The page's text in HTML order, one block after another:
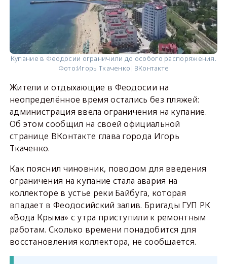
Купание в Феодосии ограничили до особого распоряжения.
Фото:Игорь Ткаченко|ВКонтакте
Жители и отдыхающие в Феодосии на
неопределённое время остались без пляжей:
администрация ввела ограничения на купание.
Об этом сообщил на своей официальной
странице ВКонтакте глава города Игорь
Ткаченко.
Как пояснил чиновник, поводом для введения
ограничения на купание стала авария на
коллекторе в устье реки Байбуга, которая
впадает в Феодосийский залив. Бригады ГУП РК
«Вода Крыма» с утра приступили к ремонтным
работам. Сколько времени понадобится для
восстановления коллектора, не сообщается.